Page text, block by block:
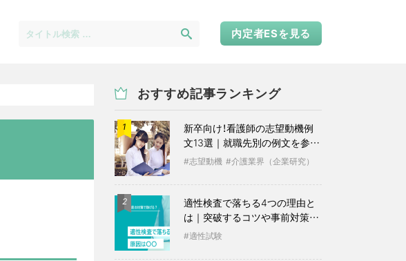
内定者ESを見る
おすすめ記事ランキング
1
新卒向け！看護師の志望動機例
文13選｜就職先別の例文を参考
に志望動機 介護業界（企業研究）
2
適性検査で落ちる4つの理由と
は｜突破するコツや事前対策も
紹介
適性試験